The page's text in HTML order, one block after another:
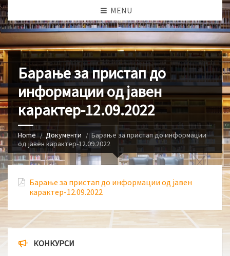
MENU
Барање за пристап до
информации од јавен
карактер-12.09.2022
Home Документи
Барање за пристап до информации
од јавен карактер-12.09.2022
Барање за пристап до информации од јавен
карактер-12.09.2022
КОНКУРСИ